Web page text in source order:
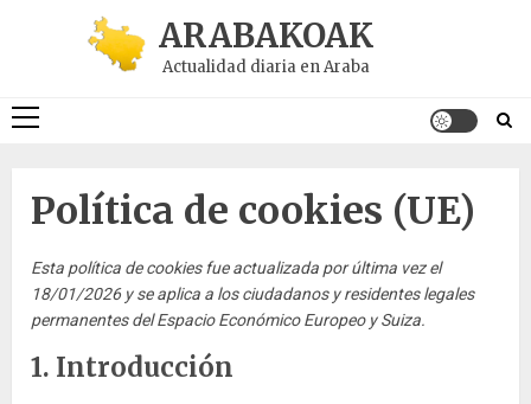
ARABAKOAK
Actualidad diaria en Araba
Menú
Política de cookies (UE)
Esta política de cookies fue actualizada por última vez el
18/01/2026 y se aplica a los ciudadanos y residentes legales
permanentes del Espacio Económico Europeo y Suiza.
1. Introducción